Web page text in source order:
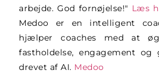
arbejde. God fornøjelse!" Læs
Medoo er en intelligent
hjælper coaches med at
fastholdelse, engagement og
drevet af AI. Medoo